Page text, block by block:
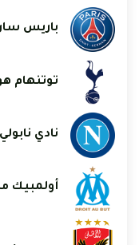
باريس
توتنهام
نادي نابولي
أولمبيك